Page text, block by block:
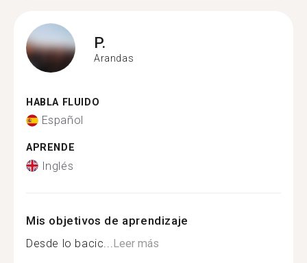
P.
Arandas
HABLA FLUIDO
Español
APRENDE
Inglés
Mis objetivos de aprendizaje
Desde lo bacic... Leer más